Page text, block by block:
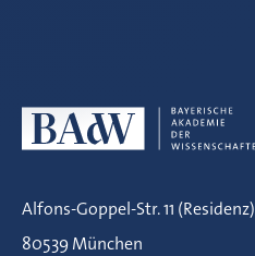
Alfons-Goppel-Str. 11 (Residenz)
80539 München